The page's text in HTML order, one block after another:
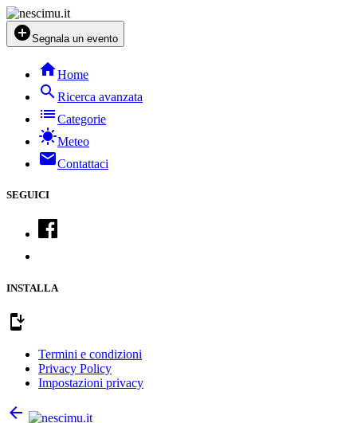
add_circleSegnala un evento
homeHome
searchRicerca avanzata
listCategorie
sunnyMeteo
mailContattaci
SEGUICI
INSTALLA
install_mobile
Termini e condizioni
Privacy Policy
Impostazioni privacy
arrow_back